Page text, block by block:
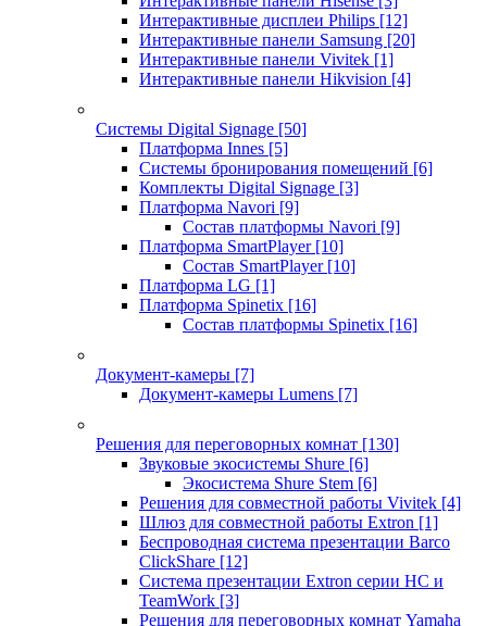
Интерактивные дисплеи Philips [12]
Интерактивные панели Samsung [20]
Интерактивные панели Vivitek [1]
Интерактивные панели Hikvision [4]
Системы Digital Signage [50]
Платформа Innes [5]
Системы бронирования помещений [6]
Комплекты Digital Signage [3]
Платформа Navori [9]
Состав платформы Navori [9]
Платформа SmartPlayer [10]
Состав SmartPlayer [10]
Платформа LG [1]
Платформа Spinetix [16]
Состав платформы Spinetix [16]
Документ-камеры [7]
Документ-камеры Lumens [7]
Решения для переговорных комнат [130]
Звуковые экосистемы Shure [6]
Экосистема Shure Stem [6]
Решения для совместной работы Vivitek [4]
Шлюз для совместной работы Extron [1]
Беспроводная система презентации Barco
ClickShare [12]
Система презентации Extron серии HC и
TeamWork [3]
Решения для переговорных комнат Yamaha